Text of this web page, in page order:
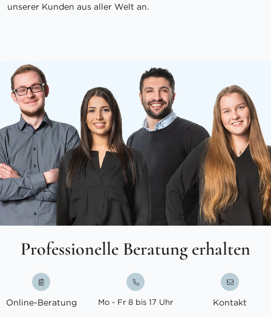
unserer Kunden aus aller Welt an.
Professionelle Beratung erhalten
Online-Beratung Mo - Fr 8 bis 17 Uhr Kontakt